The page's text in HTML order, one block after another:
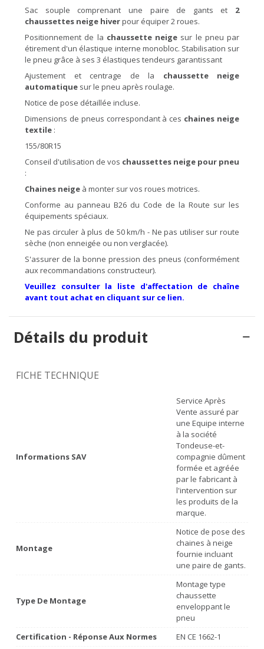
Sac souple comprenant une paire de gants et 2
chaussettes neige hiverpour équiper 2 roues.
Positionnement de la chaussette neige sur le pneu par
étirement d'un élastique interne monobloc. Stabilisation sur
le pneu grâce à ses 3 élastiques tendeurs garantissant
Ajustement et centrage de la chaussette neige
automatique sur le pneu après roulage.
Notice de pose détaillée incluse.
Dimensions de pneus correspondant à ces chaines neige
textile :
155/80R15
Conseil d'utilisation de vos chaussettes neige pour pneu
:
Chaines neige à monter sur vos roues motrices.
Conforme au panneau B26 du Code de la Route sur les
équipements spéciaux.
Ne pas circuler à plus de 50 km/h - Ne pas utiliser sur route
sèche (non enneigée ou non verglacée).
S'assurer de la bonne pression des pneus (conformément
aux recommandations constructeur).
Veuillez consulter la liste d'affectation de chaîne
avant tout achat en cliquant sur ce lien.
Détails du produit
FICHE TECHNIQUE
Informations SAV
Service Après
Vente assuré par
une Equipe interne
à la société
Tondeuse-et-
compagnie dûment
formée et agréée
par le fabricant à
l'intervention sur
les produits de la
marque.
Montage
Notice de pose des
chaines à neige
fournie incluant
une paire de gants.
Type De Montage
Montage type
chaussette
enveloppant le
pneu
Certification - Réponse Aux Normes
EN CE 1662-1